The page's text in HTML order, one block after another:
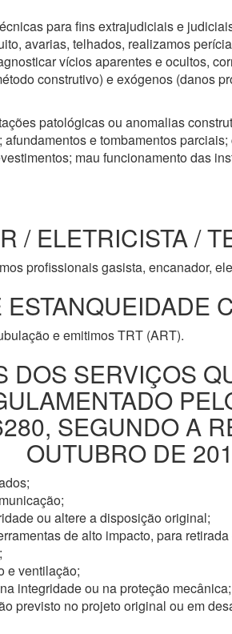
para fins extrajudiciais e
avarias, telhados, realizamos
vícios aparentes e ocultos,
construtivo) e exógenos (danos
patológicas ou anomalias
e tombamentos
mau funcionamento das
/ ELETRICISTA /
profissionais gasista, encanador,
e emitimos TRT (ART).
DOS SERVIÇOS
SEGUNDO A
OUTUBRO DE
ou altere a disposição original;
de alto impacto, para
e ventilação;
integridade ou na proteção mecânica;
previsto no projeto original ou em